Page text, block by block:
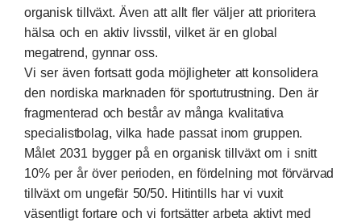
organisk tillväxt. Även att allt fler väljer att prioritera
hälsa och en aktiv livsstil, vilket är en global
megatrend, gynnar oss.
Vi ser även fortsatt goda möjligheter att konsolidera
den nordiska marknaden för sportutrustning. Den är
fragmenterad och består av många kvalitativa
specialistbolag, vilka hade passat inom gruppen.
Målet 2031 bygger på en organisk tillväxt om i snitt
10% per år över perioden, en fördelning mot förvärvad
tillväxt om ungefär 50/50. Hitintills har vi vuxit
väsentligt fortare och vi fortsätter arbeta aktivt med